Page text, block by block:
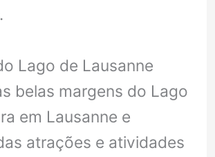
Lago de Lausanne
belas margens do Lago
em Lausanne e
atrações e atividades